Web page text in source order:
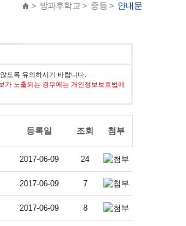
> 방과후학교 > 중등 > 안내문
도록 유의하시기 바랍니다.
가 노출되는 경우에는 개인정보보호법에
등록일 조회 첨부
2017-06-09 24
2017-06-09 7
2017-06-09 8